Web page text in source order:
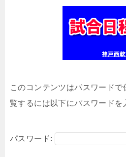
このコンテンツはパスワードで
覧するには以下にパスワードを
パスワード: